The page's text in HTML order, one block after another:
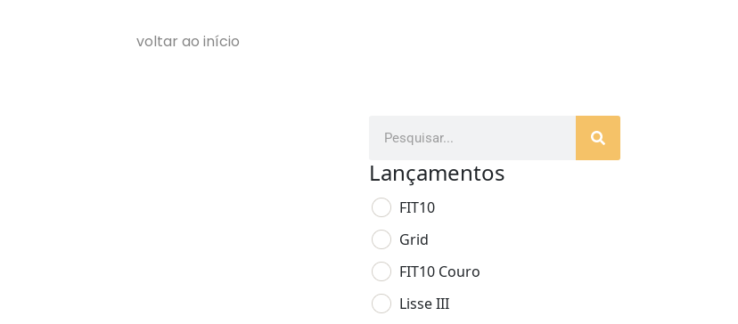
voltar ao início
Lançamentos
FIT10
Grid
FIT10 Couro
Lisse III